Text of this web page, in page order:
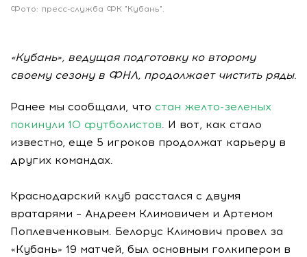
Фото: пресс-служба ФК "Кубань".
«Кубань», ведущая подготовку ко второму
своему сезону в ФНЛ, продолжает чистить ряды.
Ранее мы сообщали, что стан желто-зеленых
покинули 10 футболистов. И вот, как стало
известно, еще 5 игроков продолжат карьеру в
других командах.
Краснодарский клуб расстался с двумя
вратарями – Андреем Климовичем и Артемом
Поплевченковым. Белорус Климович провел за
«Кубань» 19 матчей, был основным голкипером в